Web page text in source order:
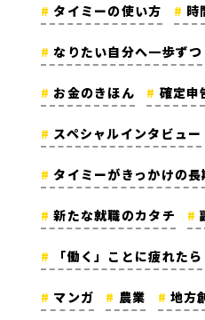
タイミーの使い方 時
なりたい自分へ一歩ずつ
お金のきほん 確定申
スペシャルインタビュー
タイミーがきっかけの長
新たな就職のカタチ
「働く」ことに疲れたら
マンガ 農業 地方